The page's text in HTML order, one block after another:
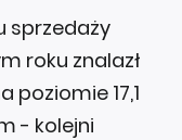
sprzedaży
roku znalazł
poziomie 17,1
- kolejni